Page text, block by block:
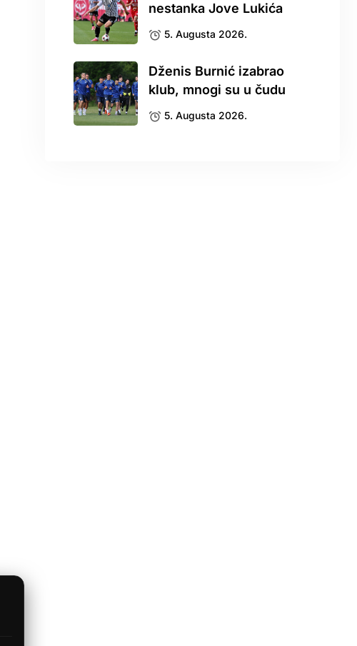
nestanka Jove Lukića
5. Augusta 2026.
Dženis Burnić izabrao
klub, mnogi su u čudu
5. Augusta 2026.